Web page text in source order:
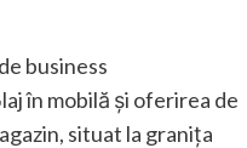
business
în mobilă şi oferirea de
situat la granița